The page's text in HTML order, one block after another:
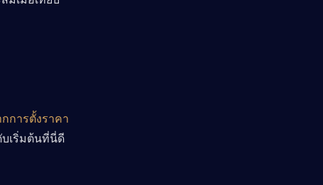
การตั้งราคา
เริ่มต้นที่นี่ดี